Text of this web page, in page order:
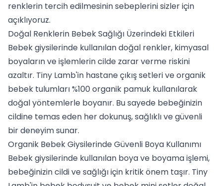
renklerin tercih edilmesinin sebeplerini sizler için
açıklıyoruz.
Doğal Renklerin Bebek Sağlığı Üzerindeki Etkileri
Bebek giysilerinde kullanılan doğal renkler, kimyasal
boyaların ve işlemlerin cilde zarar verme riskini
azaltır. Tiny Lamb'in hastane çıkış setleriveorganik
bebek tulumları%100 organik pamuk kullanılarak
doğal yöntemlerle boyanır. Bu sayede bebeğinizin
cildine temas eden her dokunuş, sağlıklı ve güvenli
bir deneyim sunar.
Organik Bebek Giysilerinde Güvenli Boya Kullanımı
Bebek giysilerinde kullanılan boya ve boyama işlemi,
bebeğinizin cildi ve sağlığı için kritik önem taşır. Tiny